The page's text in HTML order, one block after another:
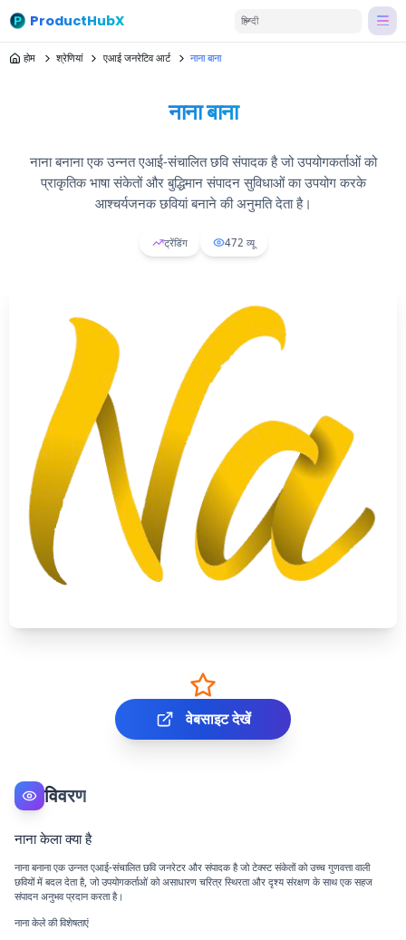
ProductHubX हिन्दी
होम श्रेणियां एआई जनरेटिव आर्ट नाना बाना
नाना बाना
नाना बनाना एक उन्नत एआई-संचालित छवि संपादक है जो उपयोगकर्ताओं को
प्राकृतिक भाषा संकेतों और बुद्धिमान संपादन सुविधाओं का उपयोग करके
आश्चर्यजनक छवियां बनाने की अनुमति देता है।
ट्रेंडिंग 472 व्यू
वेबसाइट देखें
विवरण
नाना केला क्या है
नाना बनाना एक उन्नत एआई-संचालित छवि जनरेटर और संपादक है जो टेक्स्ट संकेतों को उच्च गुणवत्ता वाली
छवियों में बदल देता है, जो उपयोगकर्ताओं को असाधारण चरित्र स्थिरता और दृश्य संरक्षण के साथ एक सहज
संपादन अनुभव प्रदान करता है।
नाना केले की विशेषताएं